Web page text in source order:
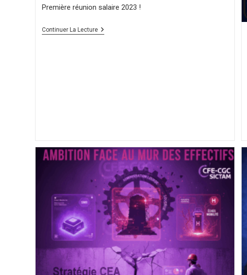
Première réunion salaire 2023 !
Continuer La Lecture